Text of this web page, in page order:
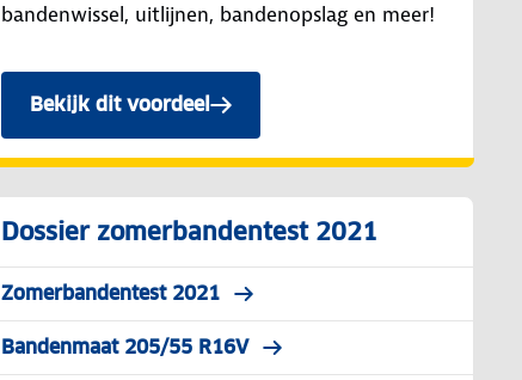
bandenwissel, uitlijnen, bandenopslag en meer!
Bekijk dit voordeel
Dossier zomerbandentest 2021
Zomerbandentest 2021
Bandenmaat 205/55 R16V